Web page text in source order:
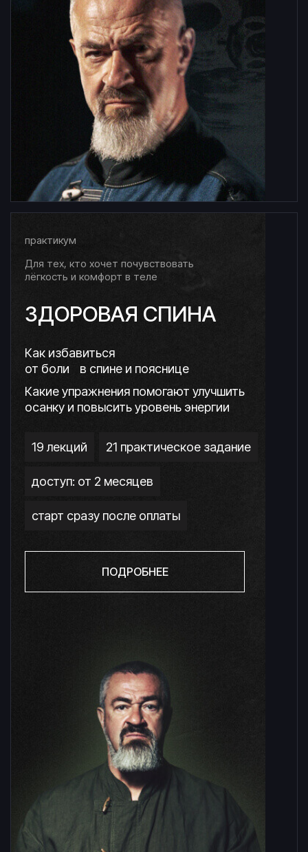
практикум
Для тех, кто хочет почувствовать
лёгкость и комфорт в теле
ЗДОРОВАЯ СПИНА
Как избавиться
от боли в спине и пояснице
Какие упражнения помогают улучшить
осанку и повысить уровень энергии
19 лекций 21 практическое задание
доступ: от 2 месяцев
старт сразу после оплаты
ПОДРОБНЕЕ